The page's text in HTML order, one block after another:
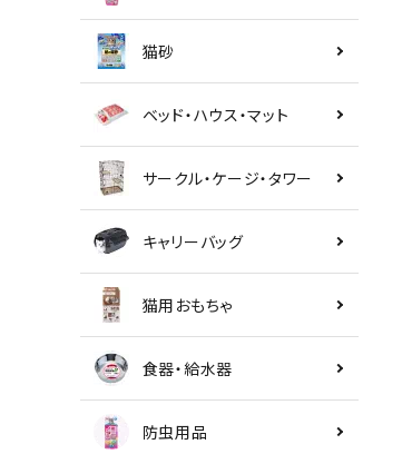
猫砂
ベッド・ハウス・マット
サークル・ケージ・タワー
キャリーバッグ
猫用おもちゃ
食器・給水器
防虫用品